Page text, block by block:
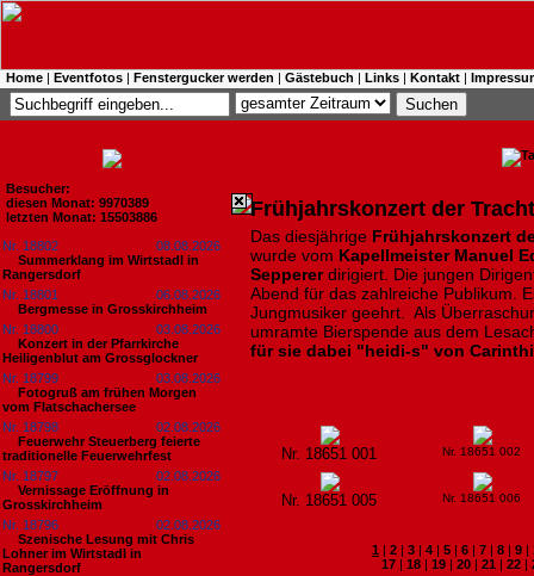
Home | Eventfotos | Fenstergucker werden | Gästebuch | Links | Kontakt |
Besucher:
diesen Monat: 9970389
letzten Monat: 15503886
Nr. 18802
08.08.2026
Summerklang im Wirtstadl in
Rangersdorf
Nr. 18801
06.08.2026
Bergmesse in Grosskirchheim
Nr. 18800
03.08.2026
Konzert in der Pfarrkirche
Heiligenblut am Grossglockner
Nr. 18799
03.08.2026
Fotogruß am frühen Morgen
vom Flatschachersee
Nr. 18798
02.08.2026
Feuerwehr Steuerberg feierte
traditionelle Feuerwehrfest
Nr. 18797
02.08.2026
Vernissage Eröffnung in
Grosskirchheim
Nr. 18796
02.08.2026
Szenische Lesung mit Chris
Lohner im Wirtstadl in
Rangersdorf
Frühjahrskonzert der
Das diesjährige Frühjahrskonzert
wurde vom Kapellmeister Manuel
Seppererdirigiert. Die jungen
Abend für das zahlreiche Publikum.
Jungmusiker geehrt. Als
umramte Bierspende aus dem
für sie dabei "heidi-s" von
Nr. 18651 001 Nr. 18651 002
Nr. 18651 005 Nr. 18651 006
1 | 2 | 3 | 4 | 5 | 6 | 7 | 8 | 9 |
17 | 18 | 19 | 20 | 21 | 22 |